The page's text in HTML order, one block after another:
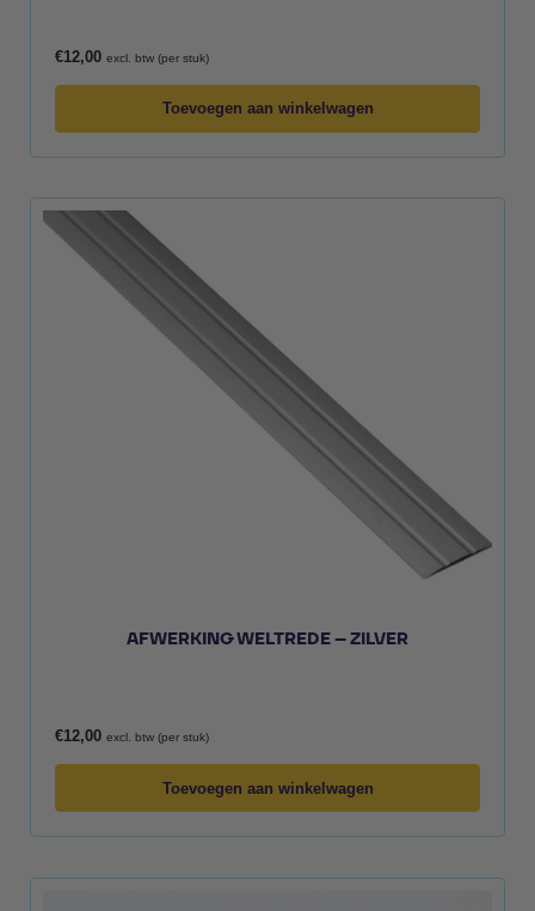
€12,00 excl. btw (per stuk)
Toevoegen aan winkelwagen
AFWERKING WELTREDE – ZILVER
€12,00 excl. btw (per stuk)
Toevoegen aan winkelwagen